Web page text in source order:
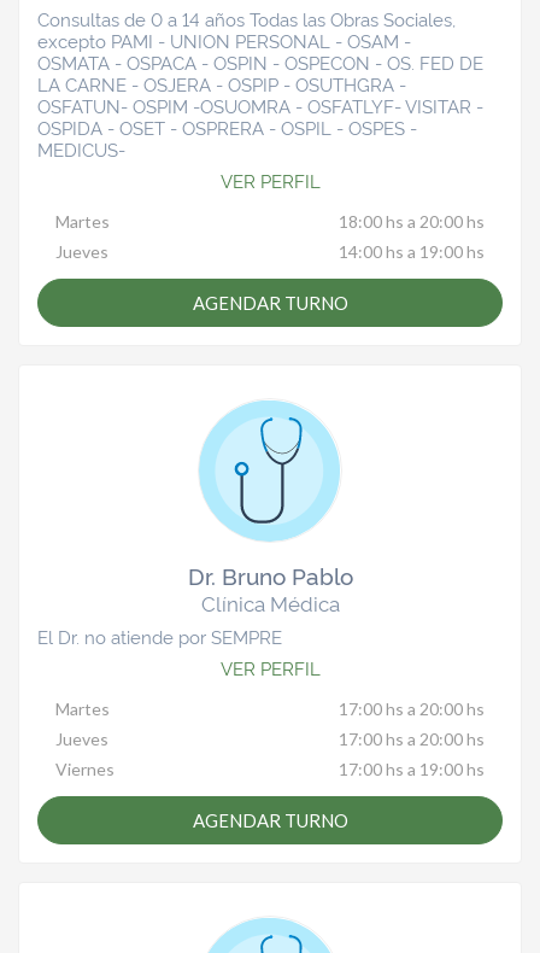
Consultas de 0 a 14 años Todas las Obras Sociales,
excepto PAMI - UNION PERSONAL - OSAM -
OSMATA - OSPACA - OSPIN - OSPECON - OS. FED DE
LA CARNE - OSJERA - OSPIP - OSUTHGRA -
OSFATUN- OSPIM -OSUOMRA - OSFATLYF- VISITAR -
OSPIDA - OSET - OSPRERA - OSPIL - OSPES -
MEDICUS-
VER PERFIL
Martes
18:00 hs a 20:00 hs
Jueves
14:00 hs a 19:00 hs
AGENDAR TURNO
Dr. Bruno Pablo
Clínica Médica
El Dr. no atiende por SEMPRE
VER PERFIL
Martes
17:00 hs a 20:00 hs
Jueves
17:00 hs a 20:00 hs
Viernes
17:00 hs a 19:00 hs
AGENDAR TURNO